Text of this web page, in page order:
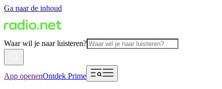
Ga naar de inhoud
Waar wil je naar luisteren?
App openenOntdek Prime